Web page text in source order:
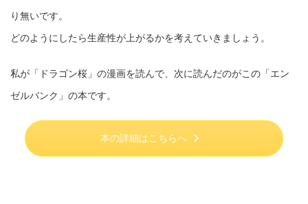
り無いです。
どのようにしたら生産性が上がるかを考えていきましょう。
私が「ドラゴン桜」の漫画を読んで、次に読んだのがこの「エン
ゼルバンク」の本です。
本の詳細はこちらへ